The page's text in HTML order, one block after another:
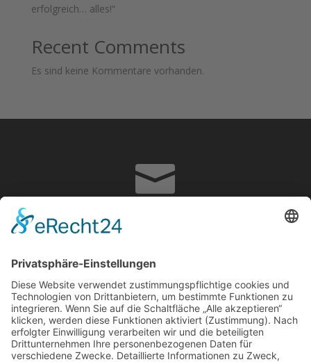
erfolgreich… alles!“
Recent Comments
Es sind keine Kommentare vorhanden.

info@adrian-hoffmann.de

07822867070